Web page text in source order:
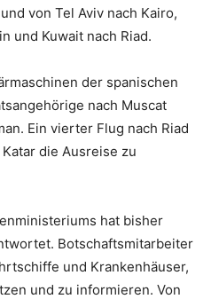
von Tel Aviv nach Kairo,
und Kuwait nach Riad.
der spanischen
nach Muscat
Ein vierter Flug nach Riad
die Ausreise zu
hat bisher
Botschaftsmitarbeiter
und Krankenhäuser,
und zu informieren. Von